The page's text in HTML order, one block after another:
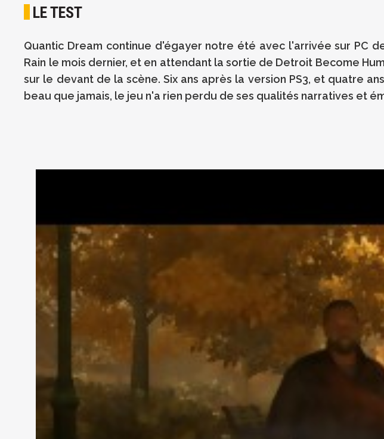
LE TEST
Quantic Dream continue d'égayer notre été avec l'arrivée sur PC
Rain le mois dernier, et en attendant la sortie de Detroit Become
sur le devant de la scène. Six ans après la version PS3, et quatre
beau que jamais, le jeu n'a rien perdu de ses qualités narratives et